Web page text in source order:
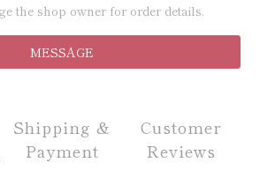
the shop owner for order details.
MESSAGE
Shipping &
Payment
Customer
Reviews